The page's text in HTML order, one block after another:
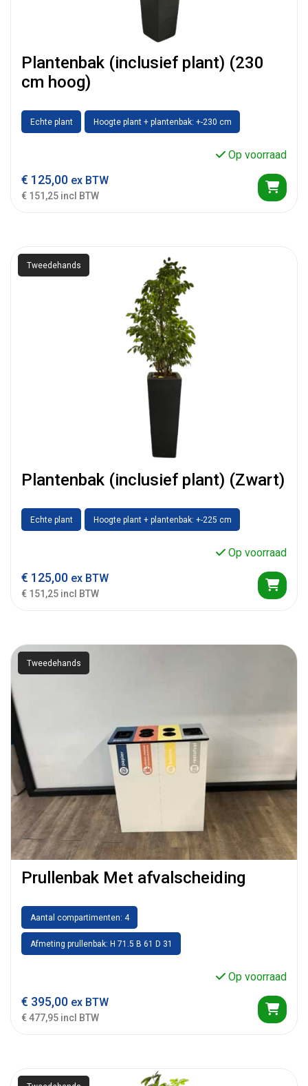
Plantenbak (inclusief plant) (230
cm hoog)
Echte plant Hoogte plant + plantenbak: +-230 cm
Op voorraad
€ 125,00 ex BTW
€ 151,25 incl BTW
Tweedehands
Plantenbak (inclusief plant) (Zwart)
Echte plant Hoogte plant + plantenbak: +-225 cm
Op voorraad
€ 125,00 ex BTW
€ 151,25 incl BTW
Tweedehands
Prullenbak Met afvalscheiding
Aantal compartimenten: 4
Afmeting prullenbak: H 71.5 B 61 D 31
Op voorraad
€ 395,00 ex BTW
€ 477,95 incl BTW